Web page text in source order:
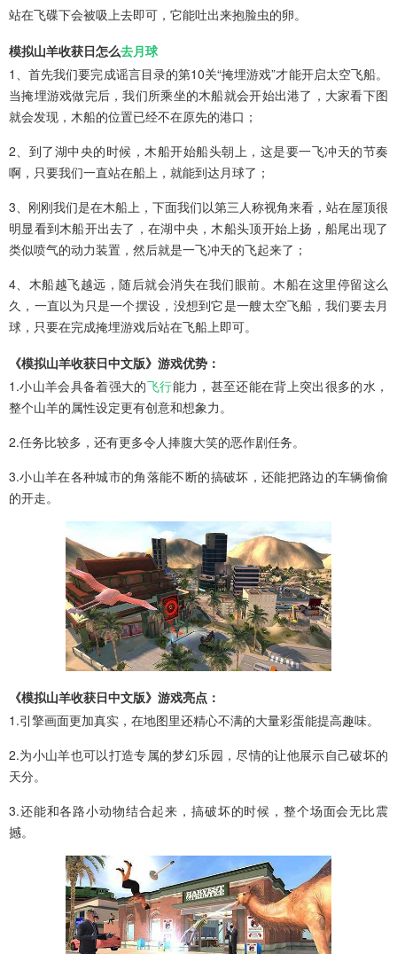
站在飞碟下会被吸上去即可，它能吐出来抱脸虫的卵。
模拟山羊收获日怎么去月球
1、首先我们要完成谣言目录的第10关“掩埋游戏”才能开启太空飞船。
当掩埋游戏做完后，我们所乘坐的木船就会开始出港了，大家看下图
就会发现，木船的位置已经不在原先的港口；
2、到了湖中央的时候，木船开始船头朝上，这是要一飞冲天的节奏
啊，只要我们一直站在船上，就能到达月球了；
3、刚刚我们是在木船上，下面我们以第三人称视角来看，站在屋顶很
明显看到木船开出去了，在湖中央，木船头顶开始上扬，船尾出现了
类似喷气的动力装置，然后就是一飞冲天的飞起来了；
4、木船越飞越远，随后就会消失在我们眼前。木船在这里停留这么
久，一直以为只是一个摆设，没想到它是一艘太空飞船，我们要去月
球，只要在完成掩埋游戏后站在飞船上即可。
《模拟山羊收获日中文版》游戏优势：
1.小山羊会具备着强大的飞行能力，甚至还能在背上突出很多的水，
整个山羊的属性设定更有创意和想象力。
2.任务比较多，还有更多令人捧腹大笑的恶作剧任务。
3.小山羊在各种城市的角落能不断的搞破坏，还能把路边的车辆偷偷
的开走。
《模拟山羊收获日中文版》游戏亮点：
1.引擎画面更加真实，在地图里还精心不满的大量彩蛋能提高趣味。
2.为小山羊也可以打造专属的梦幻乐园，尽情的让他展示自己破坏的
天分。
3.还能和各路小动物结合起来，搞破坏的时候，整个场面会无比震
撼。